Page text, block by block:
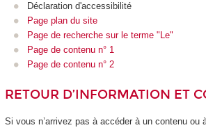
Déclaration d'accessibilité
Page plan du site
Page de recherche sur le terme "Le"
Page de contenu n° 1
Page de contenu n° 2
RETOUR D’INFORMATION ET
Si vous n’arrivez pas à accéder à un contenu ou